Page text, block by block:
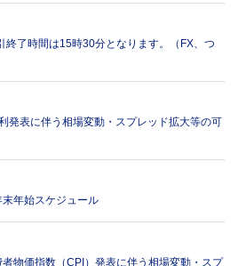
終了時間は15時30分となります。（FX、つ
発表に伴う相場変動・スプレッド拡大等の可
年始スケジュール
者物価指数（CPI）発表に伴う相場変動・スプ